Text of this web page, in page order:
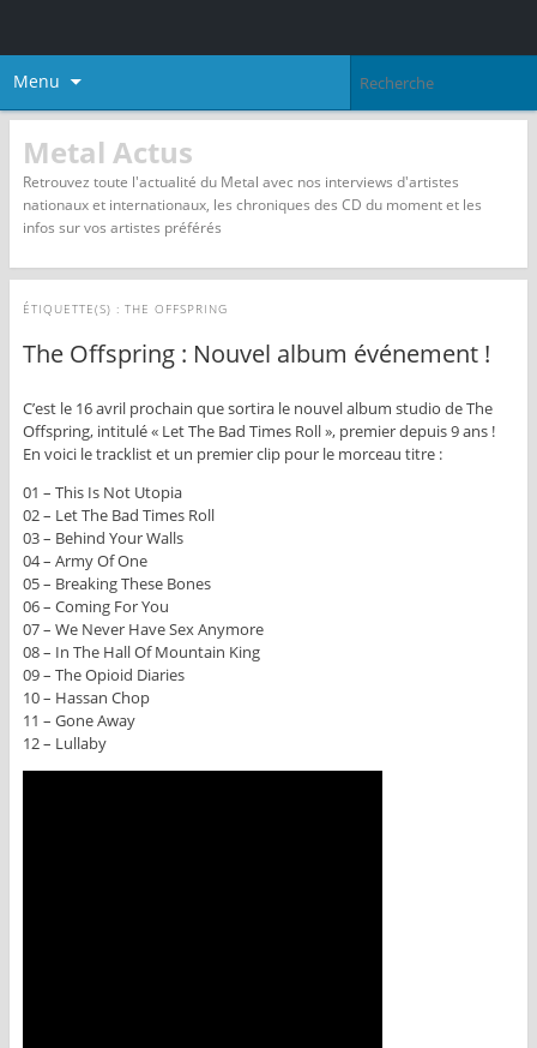
Menu
Metal Actus
Retrouvez toute l'actualité du Metal avec nos interviews d'artistes
nationaux et internationaux, les chroniques des CD du moment et les
infos sur vos artistes préférés
ÉTIQUETTE(S) : THE OFFSPRING
The Offspring : Nouvel album événement !
C’est le 16 avril prochain que sortira le nouvel album studio de The
Offspring, intitulé « Let The Bad Times Roll », premier depuis 9 ans !
En voici le tracklist et un premier clip pour le morceau titre :
01 – This Is Not Utopia
02 – Let The Bad Times Roll
03 – Behind Your Walls
04 – Army Of One
05 – Breaking These Bones
06 – Coming For You
07 – We Never Have Sex Anymore
08 – In The Hall Of Mountain King
09 – The Opioid Diaries
10 – Hassan Chop
11 – Gone Away
12 – Lullaby